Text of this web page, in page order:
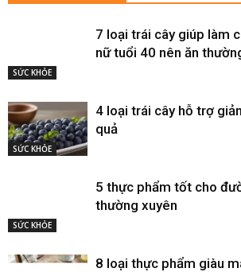
SỨC KHỎE
7 loại trái cây giúp làm
nữ tuổi 40 nên ăn
SỨC KHỎE
4 loại trái cây hỗ trợ
quả
SỨC KHỎE
5 thực phẩm tốt cho
thường xuyên
8 loại thực phẩm giàu